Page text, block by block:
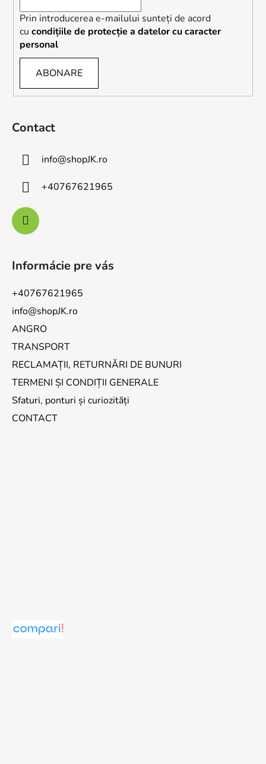
t
ă
r
Prin introducerea e-mailului sunteți de acord
cu condițiile de protecție a datelor cu caracter
personal
ABONARE
Contact
info@shopJK.ro
+40767621965
Informácie pre vás
+40767621965
info@shopJK.ro
ANGRO
TRANSPORT
RECLAMAȚII, RETURNĂRI DE BUNURI
TERMENI ȘI CONDIȚII GENERALE
Sfaturi, ponturi și curiozități
CONTACT